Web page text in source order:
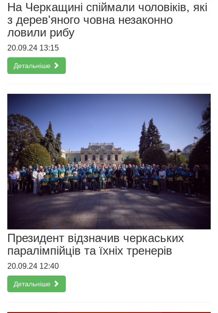
На Черкащині спіймали чоловіків, які
з дерев'яного човна незаконно
ловили рибу
20.09.24 13:15
Детальніше
Президент відзначив черкаських
паралімпійців та їхніх тренерів
20.09.24 12:40
Детальніше